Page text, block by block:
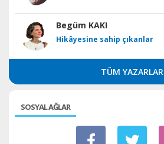
Begüm KAKI
Hikâyesine sahip çıkanlar
TÜM YAZARLAR
SOSYAL AĞLAR